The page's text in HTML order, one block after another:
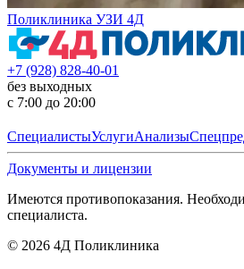
Поликлиника УЗИ 4Д
+7 (928) 828-40-01
без выходных
с 7:00 до 20:00
СпециалистыУслугиАнализы
Документы и лицензии
Имеются противопоказания.
специалиста.
© 2026 4Д Поликлиника